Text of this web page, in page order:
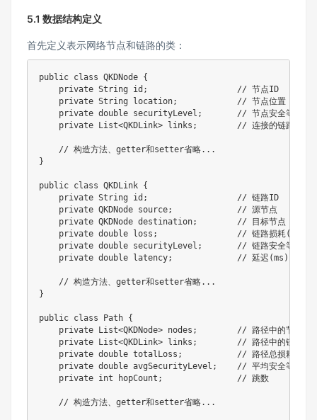
5.1 数据结构定义
首先定义表示网络节点和链路的类：
public class QKDNode {
private String id ;
// 节点ID
private String location;
// 节点位置
private double securityLevel ;
// 节点安全等级
private
List<QKDLink> links ; // 连接的链路
// 构造方法、getter和setter省略...
}
public class QKDLink {
private String id ;
// 链路ID
private QKDNode source;
// 源节点
private QKDNode destination;
// 目标节点
private double loss ;
// 链路损耗(dB)
private double securityLevel ;
// 链路安全等级
private double latency; // 延迟(ms)
// 构造方法、getter和setter省略...
}
public class Path {
private
List<QKDNode> nodes ;
// 路径中的节点序
private
List<QKDLink> links ;
// 路径中的链路序
private double totalLoss ;
// 路径总损耗
private double avgSecurityLevel ;
// 平均安全等级
private int hopCount ; // 跳数
// 构造方法、getter和setter省略...